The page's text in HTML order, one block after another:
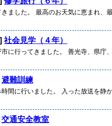
ました。 最高のお天気に恵まれ、
] 社会見学（４年）
に行ってきました。 善光寺、県庁
避難訓練
間に行いました。 入った放送を静
交通安全教室